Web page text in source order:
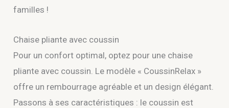
familles !
Chaise pliante avec coussin
Pour un confort optimal, optez pour une chaise
pliante avec coussin. Le modèle « CoussinRelax »
offre un rembourrage agréable et un design élégant.
Passons à ses caractéristiques : le coussin est